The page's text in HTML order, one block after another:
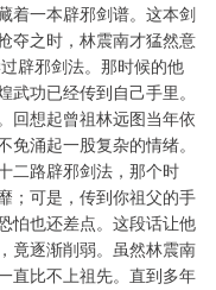
着一本辟邪剑谱。这本剑
夺之时，林震南才猛然意
辟邪剑法。那时候的他
功已经传到自己手里。
回想起曾祖林远图当年依
涌起一股复杂的情绪。
二路辟邪剑法，那个时
；可是，传到你祖父的手
怕也还差点。这段话让他
竟逐渐削弱。虽然林震南
直比不上祖先。直到多年